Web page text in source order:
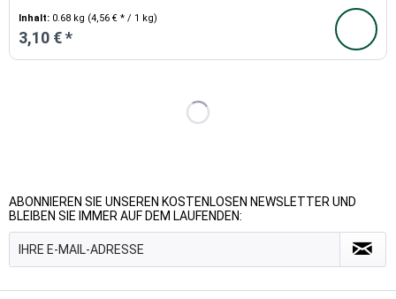
Inhalt: 0.68 kg (4,56 € * / 1 kg)
3,10 € *
ABONNIEREN SIE UNSEREN KOSTENLOSEN NEWSLETTER UND
BLEIBEN SIE IMMER AUF DEM LAUFENDEN: